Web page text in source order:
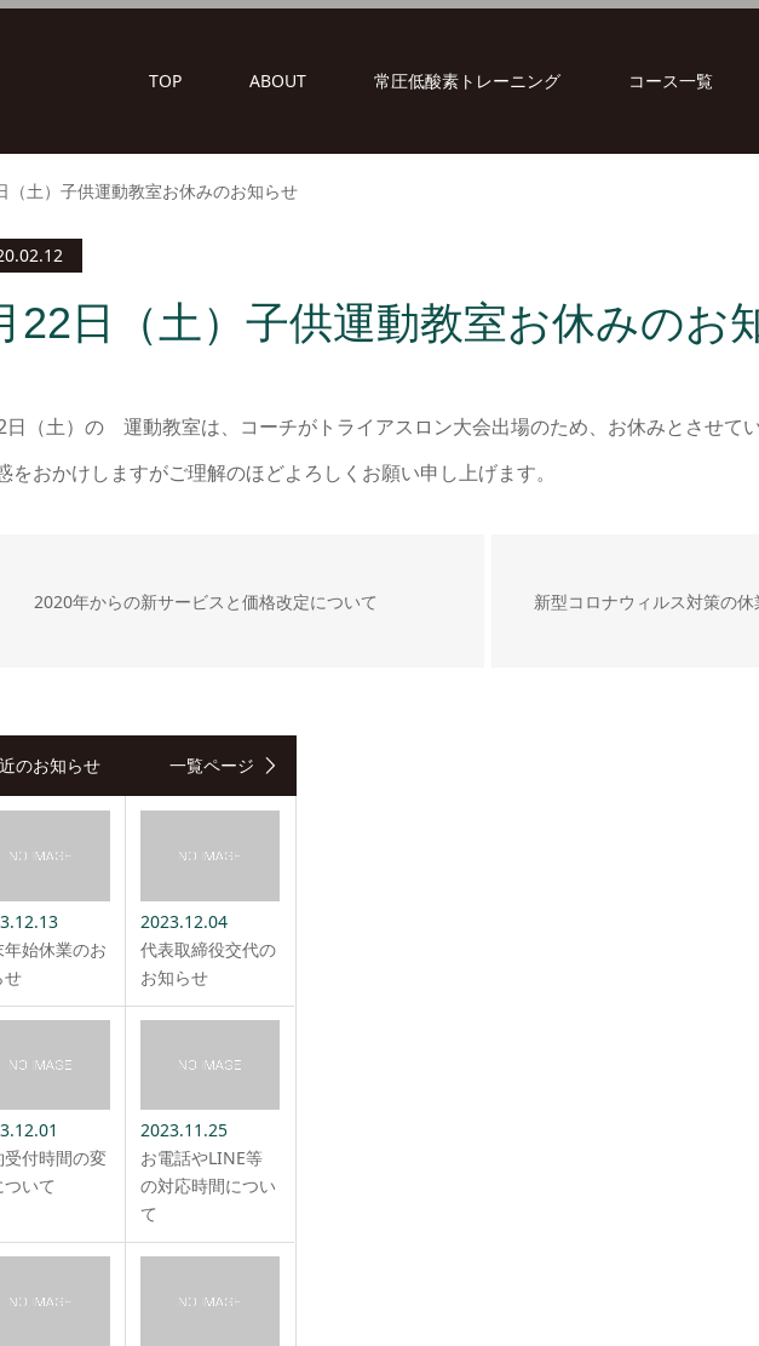
TOP ABOUT 常圧低酸素トレーニング コース一覧
（土）子供運動教室お休みのお知らせ
22日（土）子供運動教室お休みのお
日（土）の 運動教室は、コーチがトライアスロン大会出場のため、お休みとさせてい
をおかけしますがご理解のほどよろしくお願い申し上げます。
2020年からの新サービスと価格改定について 新型コロナウィルス対策の
のお知らせ 一覧ページ
年始休業のお
せ
2023.12.04
代表取締役交代の
お知らせ
受付時間の変
いて
2023.11.25
お電話やLINE等
の対応時間につい
て